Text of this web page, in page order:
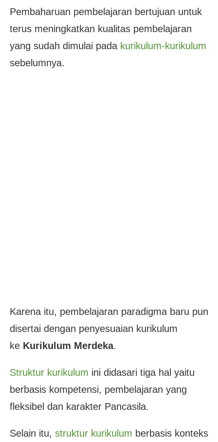
Pembaharuan pembelajaran bertujuan untuk
terus meningkatkan kualitas pembelajaran
yang sudah dimulai pada kurikulum-kurikulum
sebelumnya.
Karena itu, pembelajaran paradigma baru pun
disertai dengan penyesuaian kurikulum
ke Kurikulum Merdeka.
Struktur kurikulum ini didasari tiga hal yaitu
berbasis kompetensi, pembelajaran yang
fleksibel dan karakter Pancasila.
Selain itu, struktur kurikulum berbasis konteks